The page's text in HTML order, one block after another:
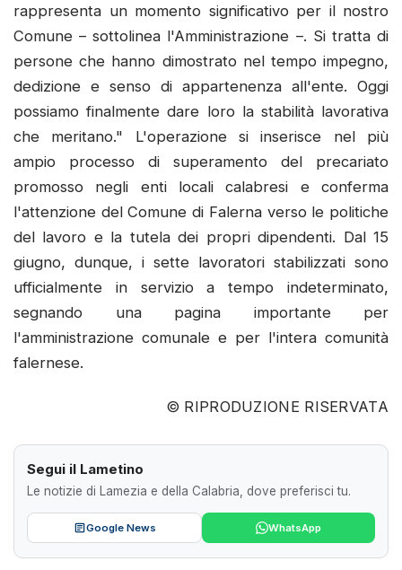
rappresenta un momento significativo per il nostro
Comune – sottolinea l'Amministrazione –. Si tratta di
persone che hanno dimostrato nel tempo impegno,
dedizione e senso di appartenenza all'ente. Oggi
possiamo finalmente dare loro la stabilità lavorativa
che meritano." L'operazione si inserisce nel più
ampio processo di superamento del precariato
promosso negli enti locali calabresi e conferma
l'attenzione del Comune di Falerna verso le politiche
del lavoro e la tutela dei propri dipendenti. Dal 15
giugno, dunque, i sette lavoratori stabilizzati sono
ufficialmente in servizio a tempo indeterminato,
segnando una pagina importante per
l'amministrazione comunale e per l'intera comunità
falernese.
© RIPRODUZIONE RISERVATA
Segui il Lametino
Le notizie di Lamezia e della Calabria, dove preferisci tu.
Google News WhatsApp